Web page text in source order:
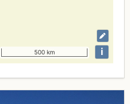
500 km i